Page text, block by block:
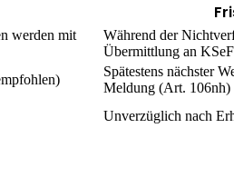
werden mit
Während der
Übermittlung an KSeF
Spätestens nächster
Meldung (Art. 106nh)
Unverzüglich nach